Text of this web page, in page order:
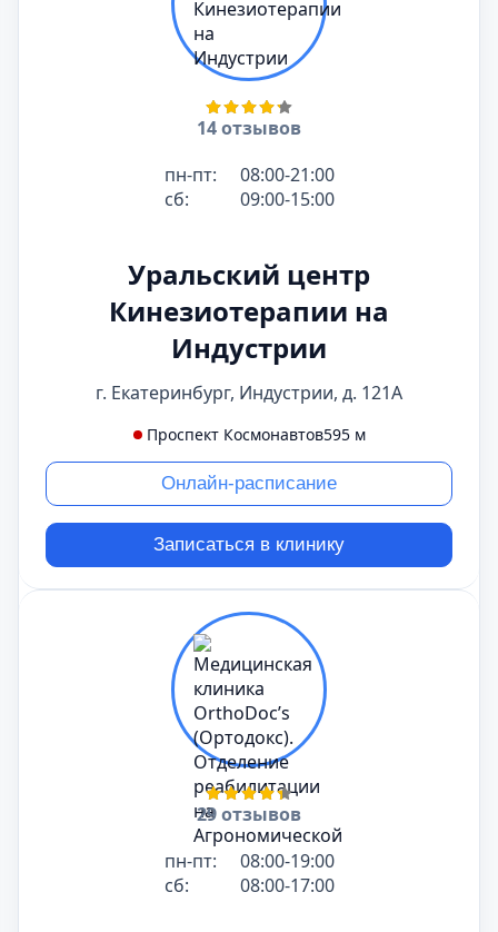
14 отзывов
пн-пт:
08:00-21:00
сб:
09:00-15:00
Уральский центр
Кинезиотерапии на
Индустрии
г. Екатеринбург, Индустрии, д. 121А
Проспект Космонавтов595 м
Онлайн-расписание
Записаться в клинику
29 отзывов
пн-пт:
08:00-19:00
сб:
08:00-17:00